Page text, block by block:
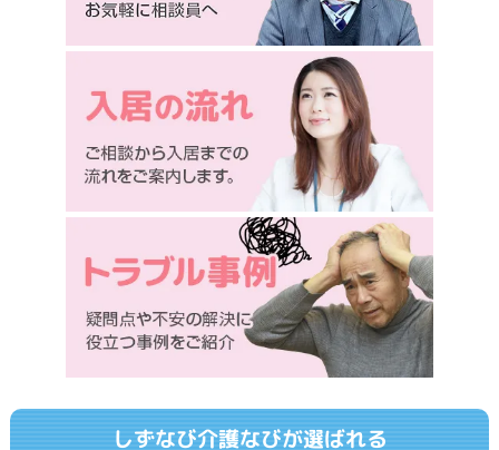
しずなび介護なびが選ばれる